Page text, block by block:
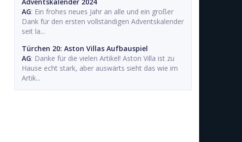
AG: Ein frohes neues Jahr an alle und ein großer
Dank für den ersten vollständigen Adventskalender
seit la...
Türchen 20: Aston Villas Aufbauspiel
AG: Danke für die vielen Artikel! Aston Villa ist zu
Hause echt stark, aber auswärts sieht das wie im
Artik...